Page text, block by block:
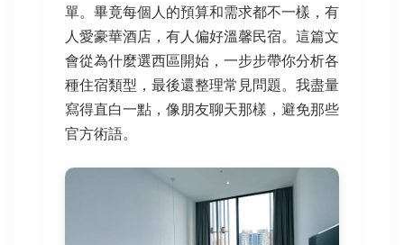
單。畢竟每個人的預算和需求都不一樣，有
人愛豪華酒店，有人偏好溫馨民宿。這篇文
會從為什麼選西區開始，一步步帶你分析各
種住宿類型，最後還整理常見問題。我盡量
寫得直白一點，像朋友聊天那樣，避免那些
官方術語。